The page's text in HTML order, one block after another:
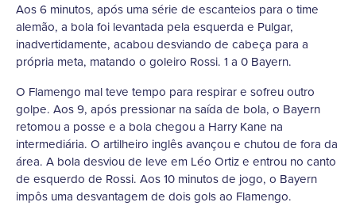
Aos 6 minutos, após uma série de escanteios para o time
alemão, a bola foi levantada pela esquerda e Pulgar,
inadvertidamente, acabou desviando de cabeça para a
própria meta, matando o goleiro Rossi. 1 a 0 Bayern.
O Flamengo mal teve tempo para respirar e sofreu outro
golpe. Aos 9, após pressionar na saída de bola, o Bayern
retomou a posse e a bola chegou a Harry Kane na
intermediária. O artilheiro inglês avançou e chutou de fora da
área. A bola desviou de leve em Léo Ortiz e entrou no canto
de esquerdo de Rossi. Aos 10 minutos de jogo, o Bayern
impôs uma desvantagem de dois gols ao Flamengo.